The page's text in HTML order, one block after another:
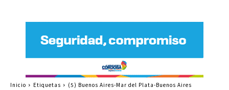
Inicio Etiquetas (5) Buenos Aires-Mar del Plata-Buenos Aires